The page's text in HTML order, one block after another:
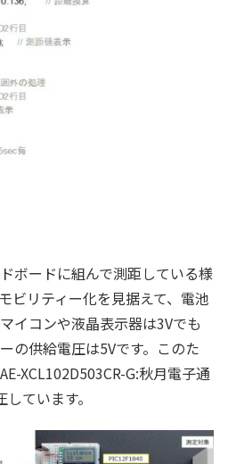
ボードに組んで測距している様
ビリティー化を見据えて、電池
イコンや液晶表示器は3Vでも
の供給電圧は5Vです。このた
XCL102D503CR-G:秋月電子通
ています。